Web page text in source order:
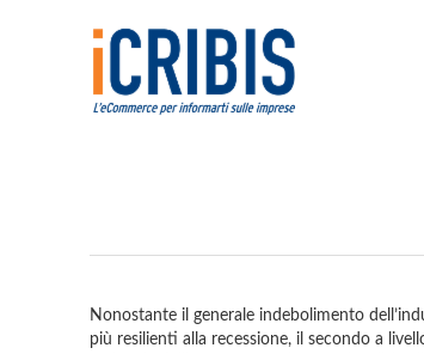
Nonostante il generale indebolimento
più resilienti alla recessione, il secondo a